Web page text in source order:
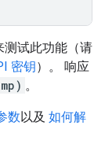
测试此功能（请
密钥）。 响应
。
数以及 如何解